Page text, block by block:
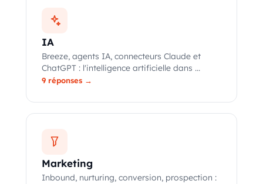
IA
Breeze, agents IA, connecteurs Claude et
ChatGPT : l'intelligence artificielle dans ...
9 réponses →
Marketing
Inbound, nurturing, conversion, prospection :